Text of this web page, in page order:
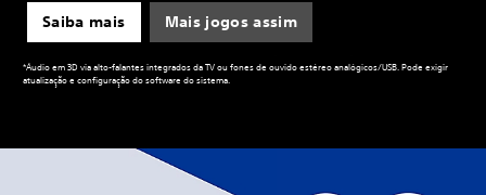
Saiba mais Mais jogos assim
*Áudio em 3D via alto-falantes integrados da TV ou fones de ouvido estéreo analógicos/USB. Pode exigir
atualização e configuração do software do sistema.